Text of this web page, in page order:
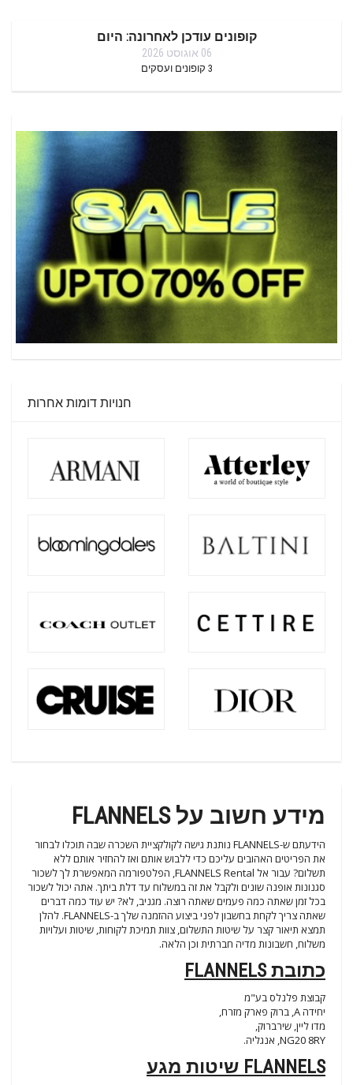
קופונים עודכן לאחרונה: היום
06 אוגוסט 2026
3 קופונים ועסקים
חנויות דומות אחרות
מידע חשוב על FLANNELS
הידעתם ש-FLANNELS נותנת גישה לקולקציית השכרה שבה תוכלו לבחור
את הפריטים האהובים עליכם כדי ללבוש אותם ואז להחזיר אותם ללא
תשלום? עבור אל FLANNELS Rental, הפלטפורמה המאפשרת לך לשכור
סגנונות אופנה שונים ולקבל את זה במשלוח עד דלת ביתך. אתה יכול לשכור
בכל זמן שאתה כמה פעמים שאתה רוצה. מגניב, לא? יש עוד כמה דברים
שאתה צריך לקחת בחשבון לפני ביצוע ההזמנה שלך ב-FLANNELS. להלן
תמצא תיאור קצר על שיטות התשלום, צוות תמיכת לקוחות, שיטות ועלויות
משלוח, חשבונות מדיה חברתית וכן הלאה.
כתובת FLANNELS
קבוצת פלנלס בע"מ
יחידה A, ברוק פארק מזרח,
מדו ליין, שירברוק,
NG20 8RY, אנגליה.
FLANNELS שיטות מגע